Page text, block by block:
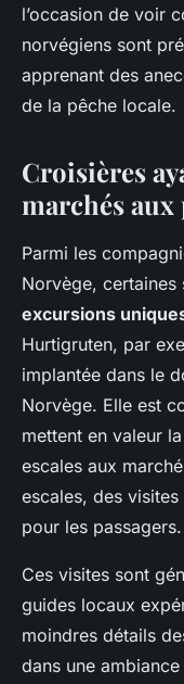
l’occasion de voir
norvégiens sont
apprenant des
de la pêche locale.
Croisières
marchés aux
Parmi les
Norvège, certaines
excursions
Hurtigruten, par
implantée dans le
Norvège. Elle est
mettent en valeur
escales aux
escales, des
pour les passagers.
Ces visites sont
guides locaux
moindres détails
dans une